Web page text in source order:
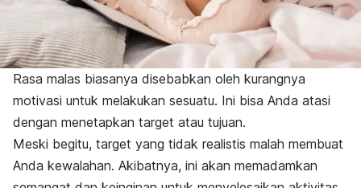
Rasa malas biasanya disebabkan oleh kurangnya
motivasi untuk melakukan sesuatu. Ini bisa Anda atasi
dengan menetapkan target atau tujuan.
Meski begitu, target yang tidak realistis malah membuat
Anda kewalahan. Akibatnya, ini akan memadamkan